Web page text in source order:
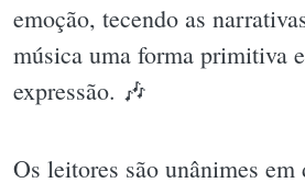
emoção, tecendo as
música uma forma primitiva
expressão. 🎶
Os leitores são unânimes em